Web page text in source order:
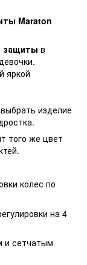
Maraton
защиты в
яркой
изделие
того же цвет
колес по
на 4
и сетчатым